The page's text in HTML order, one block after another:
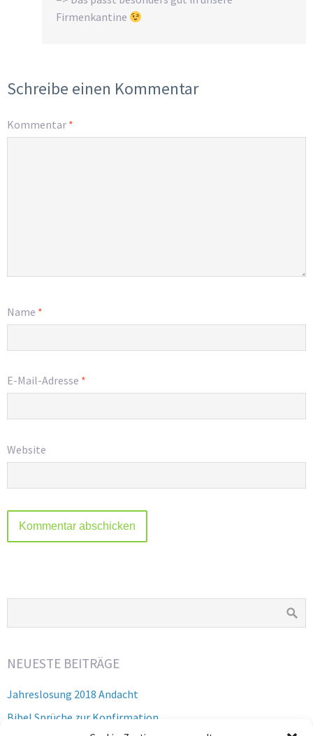
Firmenkantine
Schreibe einen Kommentar
Kommentar *
Name *
E-Mail-Adresse *
Website
NEUESTE BEITRÄGE
Jahreslosung 2018 Andacht
Bibel Sprüche zur Konfirmation